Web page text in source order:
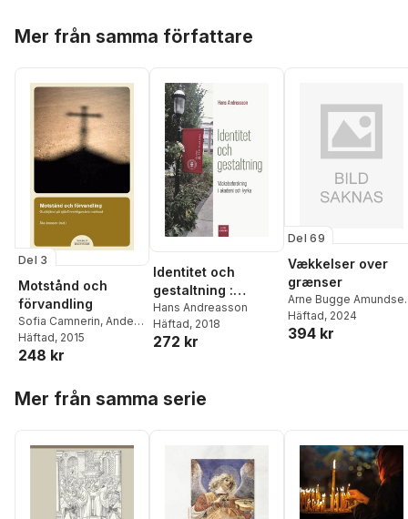
Mer från samma författare
Del 3
Motstånd och
förvandling
Sofia Camnerin, Anders
Arborelius,Ninna
Edgardh,
Peter Halldorf
Bodström,Jonas
Gustafsson
Melin,Boel Hössjer
Sundman,Hans
Andreasson
Häftad, 2015
248 kr
Identitet och
gestaltning :
Väckelseforskning
i akademi och
kyrka
Hans Andreasson
Häftad, 2018
272 kr
Del 69
Vækkelser over
grænser
Arne Bugge
Svein Ivar Langhelle
Flemming Kofod-
Göran Sundberg,Gerd
Snellman,Jouko
Talonen,Anssi
Ollilainen
Häftad, 2024
394 kr
Mer från samma serie